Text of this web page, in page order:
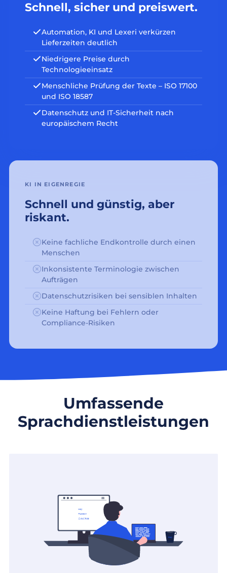
Schnell, sicher und preiswert.
Automation, KI und Lexeri verkürzen
Lieferzeiten deutlich
Niedrigere Preise durch
Technologieeinsatz
Menschliche Prüfung der Texte – ISO 17100
und ISO 18587
Datenschutz und IT-Sicherheit nach
europäischem Recht
KI IN EIGENREGIE
Schnell und günstig, aber
riskant.
Keine fachliche Endkontrolle durch einen
Menschen
Inkonsistente Terminologie zwischen
Aufträgen
Datenschutzrisiken bei sensiblen Inhalten
Keine Haftung bei Fehlern oder
Compliance-Risiken
Umfassende
Sprachdienstleistungen